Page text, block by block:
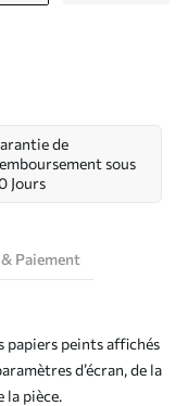
de
sous
Jours
Paiement
papiers peints affichés
d’écran, de la
la pièce.